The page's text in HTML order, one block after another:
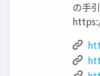
の手